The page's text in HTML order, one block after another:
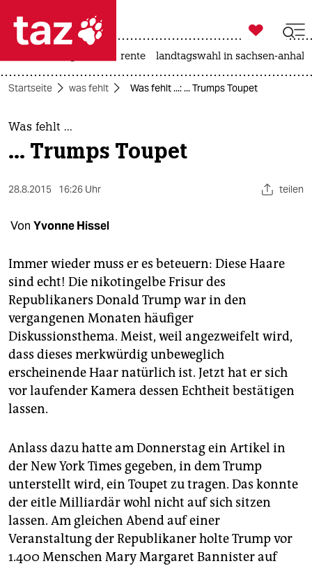
 taz zahl ich
taz zahl ich
themen
politik
öko
gesellschaft
sport
berlin
nord
wahrheit
verlag
veranstaltungen
shop
fragen & hilfe
unterstützen

taz zahl ich
rente landtagswahl in sachsen-anhalt
Startseite was fehlt Was fehlt ...: ... Trumps Toupet
Was fehlt ...
... Trumps Toupet
28.8.2015 16:26 Uhr teilen
Von Yvonne Hissel
Immer wieder muss er es beteuern: Diese Haare
sind echt! Die nikotingelbe Frisur des
Republikaners Donald Trump war in den
vergangenen Monaten häufiger
Diskussionsthema. Meist, weil angezweifelt wird,
dass dieses merkwürdig unbeweglich
erscheinende Haar natürlich ist. Jetzt hat er sich
vor laufender Kamera dessen Echtheit bestätigen
lassen.
Anlass dazu hatte am Donnerstag ein Artikel in
der New York Times gegeben, in dem Trump
unterstellt wird, ein Toupet zu tragen. Das konnte
der eitle Milliardär wohl nicht auf sich sitzen
lassen. Am gleichen Abend auf einer
Veranstaltung der Republikaner holte Trump vor
1.400 Menschen Mary Margaret Bannister auf